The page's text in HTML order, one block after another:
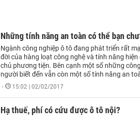
Những tính năng an toàn có thể bạn
Ngành công nghiệp ô tô đang phát triển rất
đời của hàng loạt công nghệ và tính năng
chủ phương tiện. Bên cạnh một số những
người biết đến vẫn còn một số tính năng an
- 15:02 | 02/02/2017
Hạ thuế, phí có cứu được ô tô nội?